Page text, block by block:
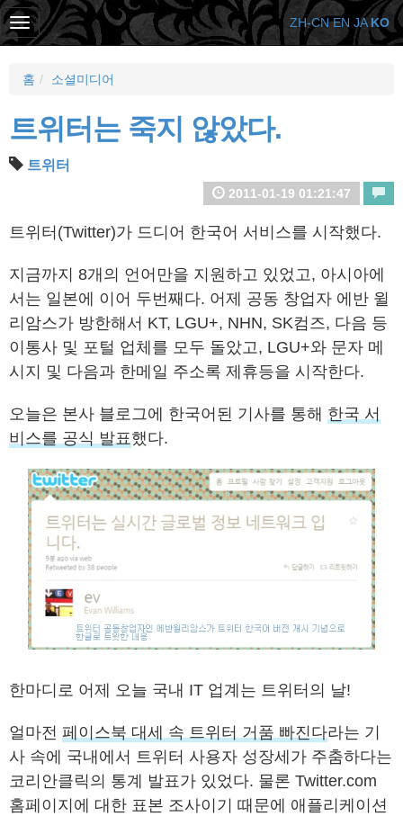
홈 소셜미디어
트위터는 죽지 않았다.
트위터
2011-01-19 01:21:47
트위터(Twitter)가 드디어 한국어 서비스를 시작했다.
지금까지 8개의 언어만을 지원하고 있었고, 아시아에
서는 일본에 이어 두번째다. 어제 공동 창업자 에반 윌
리암스가 방한해서 KT, LGU+, NHN, SK컴즈, 다음 등
이통사 및 포털 업체를 모두 돌았고, LGU+와 문자 메
시지 및 다음과 한메일 주소록 제휴등을 시작한다.
오늘은 본사 블로그에 한국어된 기사를 통해 한국 서
비스를 공식 발표했다.
한마디로 어제 오늘 국내 IT 업계는 트위터의 날!
얼마전 페이스북 대세 속 트위터 거품 빠진다라는 기
사 속에 국내에서 트위터 사용자 성장세가 주춤하다는
코리안클릭의 통계 발표가 있었다. 물론 Twitter.com
홈페이지에 대한 표본 조사이기 때문에 애플리케이션
ZH-CN EN JA KO